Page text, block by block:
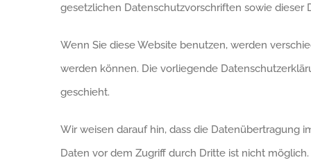
gesetzlichen Datenschutzvorschriften sowie dieser
Wenn Sie diese Website benutzen, werden
werden können. Die vorliegende
geschieht.
Wir weisen darauf hin, dass die Datenübertragung
Daten vor dem Zugriff durch Dritte ist nicht möglich.